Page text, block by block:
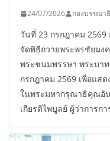
24/07/2026 กองบรรณา
วันที่ 23 กรกฎาคม 2569
จัดพิธีถวายพระพรชัยมง
พระชนมพรรษา พระบา
กรกฎาคม 2569 เพื่อแส
ในพระมหากรุณาธิคุณอั
เกียรติไพบูลย์ ผู้ว่าการก